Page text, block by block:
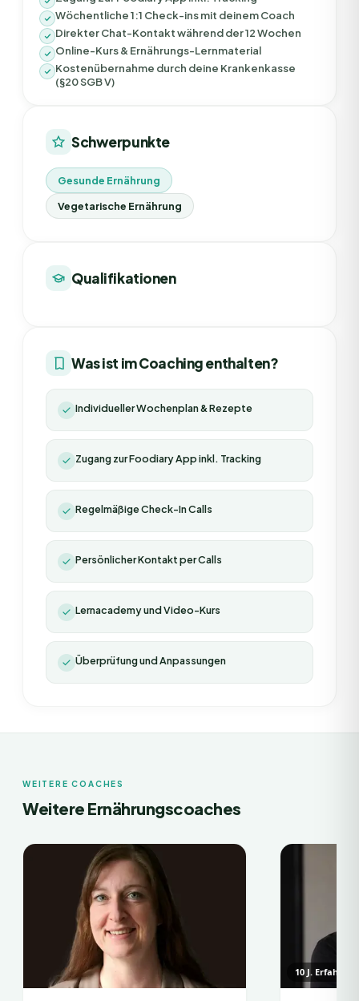
Wöchentliche 1:1 Check-ins mit deinem Coach
Direkter Chat-Kontakt während der 12 Wochen
Online-Kurs & Ernährungs-Lernmaterial
Kostenübernahme durch deine Krankenkasse
(§20 SGB V)
Schwerpunkte
Gesunde Ernährung
Vegetarische Ernährung
Qualifikationen
Was ist im Coaching enthalten?
Individueller Wochenplan & Rezepte
Zugang zur Foodiary App inkl. Tracking
Regelmäßige Check-In Calls
Persönlicher Kontakt per Calls
Lernacademy und Video-Kurs
Überprüfung und Anpassungen
WEITERE COACHES
Weitere Ernährungscoaches
10 J. Erfahrung